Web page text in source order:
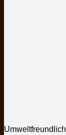
Umweltfreundlich